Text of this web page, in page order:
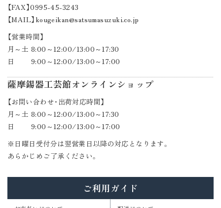
【FAX】0995-45-3243
【MAIL】kougeikan@satsumasuzuki.co.jp
【営業時間】
月～土 8:00～12:00/13:00～17:30
日 9:00～12:00/13:00～17:00
薩摩錫器工芸館オンラインショップ
【お問い合わせ・出荷対応時間】
月～土 8:00～12:00/13:00～17:30
日 9:00～12:00/13:00～17:00
※日曜日受付分は翌営業日以降の対応となります。
あらかじめご了承ください。
ご利用ガイド